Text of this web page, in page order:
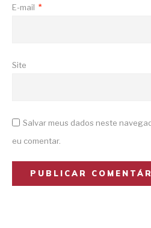
E-mail *
Site
Salvar meus dados neste
eu comentar.